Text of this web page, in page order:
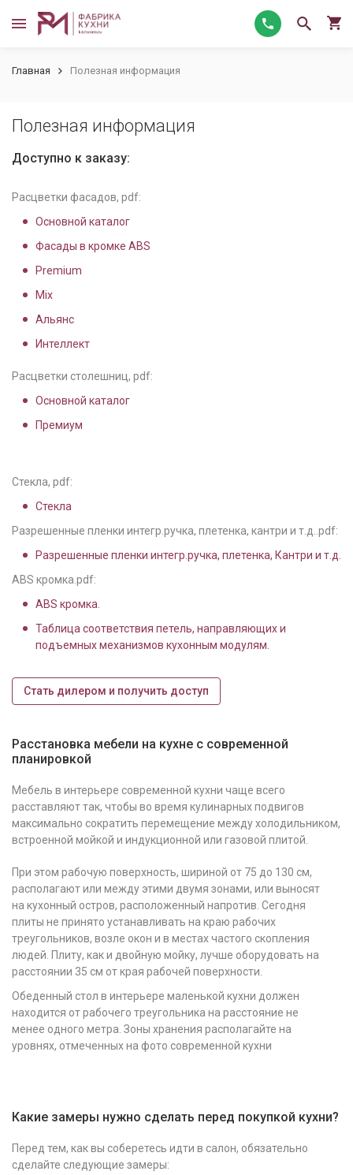
Главная Полезная информация
Полезная информация
Доступно к заказу:
Расцветки фасадов, pdf:
Основной каталог
Фасады в кромке ABS
Premium
Mix
Альянс
Интеллект
Расцветки столешниц, pdf:
Основной каталог
Премиум
Стекла, pdf:
Стекла
Разрешенные пленки интегр.ручка, плетенка, кантри и т.д..pdf:
Разрешенные пленки интегр.ручка, плетенка, Кантри и т.д.
ABS кромка.pdf:
ABS кромка.
Таблица соответствия петель, направляющих и
подъемных механизмов кухонным модулям.
Стать дилером и получить доступ
Расстановка мебели на кухне с современной
планировкой
Мебель в интерьере современной кухни чаще всего
расставляют так, чтобы во время кулинарных подвигов
максимально сократить перемещение между холодильником,
встроенной мойкой и индукционной или газовой плитой.
При этом рабочую поверхность, шириной от 75 до 130 см,
располагают или между этими двумя зонами, или выносят
на кухонный остров, расположенный напротив. Сегодня
плиты не принято устанавливать на краю рабочих
треугольников, возле окон и в местах частого скопления
людей. Плиту, как и двойную мойку, лучше оборудовать на
расстоянии 35 см от края рабочей поверхности.
Обеденный стол в интерьере маленькой кухни должен
находится от рабочего треугольника на расстояние не
менее одного метра. Зоны хранения располагайте на
уровнях, отмеченных на фото современной кухни
Какие замеры нужно сделать перед покупкой кухни?
Перед тем, как вы соберетесь идти в салон, обязательно
сделайте следующие замеры: